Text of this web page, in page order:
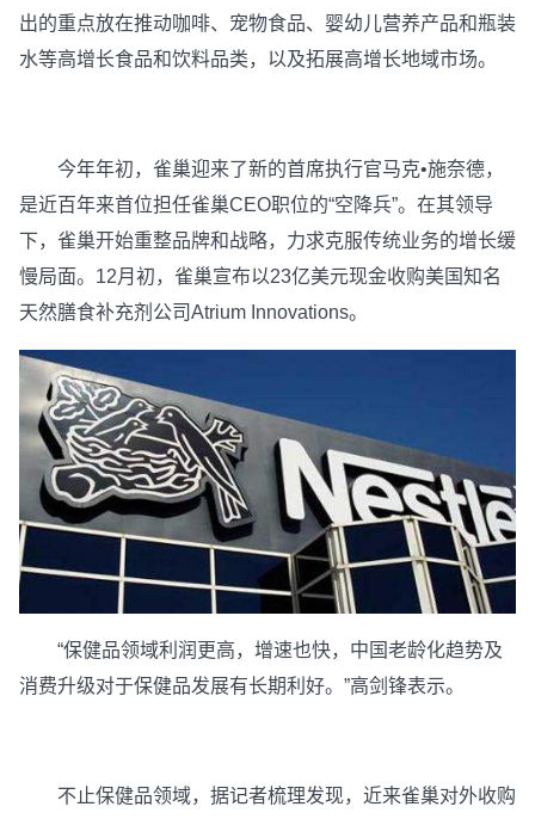
出的重点放在推动咖啡、宠物食品、婴幼儿营养产品和瓶装
水等高增长食品和饮料品类，以及拓展高增长地域市场。
今年年初，雀巢迎来了新的首席执行官马克•施奈德，
是近百年来首位担任雀巢CEO职位的“空降兵”。在其领导
下，雀巢开始重整品牌和战略，力求克服传统业务的增长缓
慢局面。12月初，雀巢宣布以23亿美元现金收购美国知名
天然膳食补充剂公司Atrium Innovations。
“保健品领域利润更高，增速也快，中国老龄化趋势及
消费升级对于保健品发展有长期利好。”高剑锋表示。
不止保健品领域，据记者梳理发现，近来雀巢对外收购